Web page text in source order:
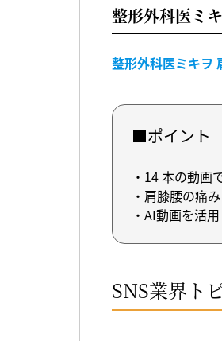
整形外科医ミ
整形外科医ミキヲ
■ポイント
・14 本の動画
・肩膝腰の痛
・AI動画を活
SNS業界ト